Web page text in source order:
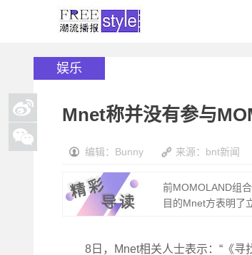
娱乐
Mnet称并没有参与
编辑：Bunny 来源：bnt新闻
前MOMOLAND组
目的Mnet方表明了
8日，Mnet相关人士表示：“《寻